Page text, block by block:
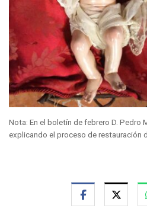
Nota: En el boletín de febrero D. Pedro
explicando el proceso de restauración